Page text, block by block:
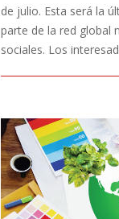
de julio. Esta será la
parte de la red global
sociales. Los